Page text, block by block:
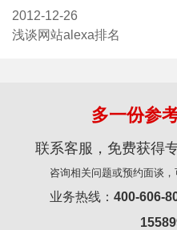
2012-12-26
浅谈网站alexa排名
多一份参
联系客服，免费获得
咨询相关问题或预约面谈
业务热线： 400-606-